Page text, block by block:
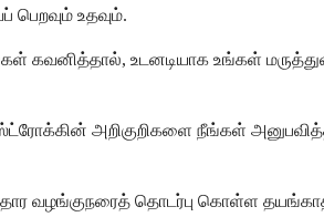
உதவும்.
கவனித்தால், உடனடியாக உங்கள்
அறிகுறிகளை நீங்கள்
வழங்குநரைத் தொடர்பு கொள்ள